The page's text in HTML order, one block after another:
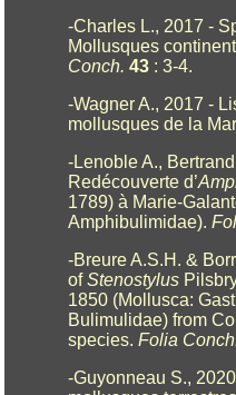
-Charles L., 2017 -
Mollusques
Conch. 43 : 3-4.
-Wagner A., 2017 -
mollusques de la
-Lenoble A.,
Redécouverte d’
1789) à Marie-
Amphibulimidae).
-Breure A.S.H. &
ofStenostylus
1850 (Mollusca:
Bulimulidae) from
species.Folia
-Guyonneau S.,